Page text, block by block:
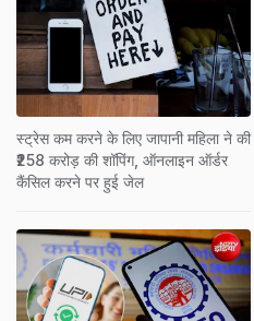
स्ट्रेस कम करने के लिए जापानी महिला ने की
₹258 करोड़ की शॉपिंग, ऑनलाइन ऑर्डर
कैंसिल करने पर हुई जेल